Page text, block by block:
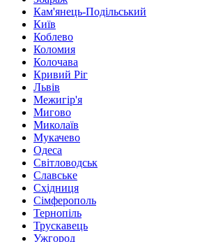
Кам'янець-Подільський
Київ
Коблево
Коломия
Колочава
Кривий Ріг
Львів
Межигір'я
Мигово
Миколаїв
Мукачево
Одеса
Світловодськ
Славське
Східниця
Сімферополь
Тернопіль
Трускавець
Ужгород